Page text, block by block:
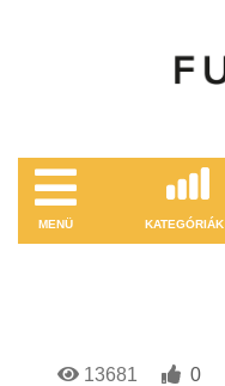
MENÜ KATEGÓRIÁK
13681
0